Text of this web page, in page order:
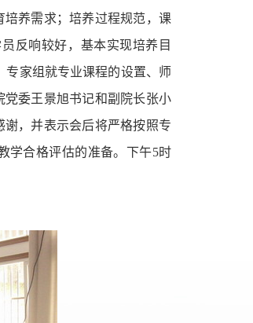
养需求；培养过程规范，课
反响较好，基本实现培养目
专家组就专业课程的设置、师
委王景旭书记和副院长张小
，并表示会后将严格按照专
学合格评估的准备。下午5时